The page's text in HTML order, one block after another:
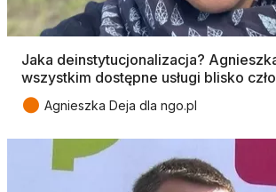
Jaka deinstytucjonalizacja?
wszystkim dostępne usługi blisko
● Agnieszka Deja dla ngo.pl